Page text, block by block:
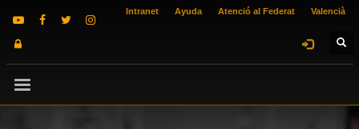
Intranet Ayuda Atenció al Federat Valencià